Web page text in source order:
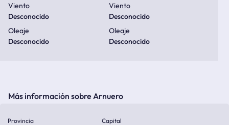
Viento
Desconocido
Oleaje
Desconocido
Viento
Desconocido
Oleaje
Desconocido
Más información sobre Arnuero
Provincia Capital